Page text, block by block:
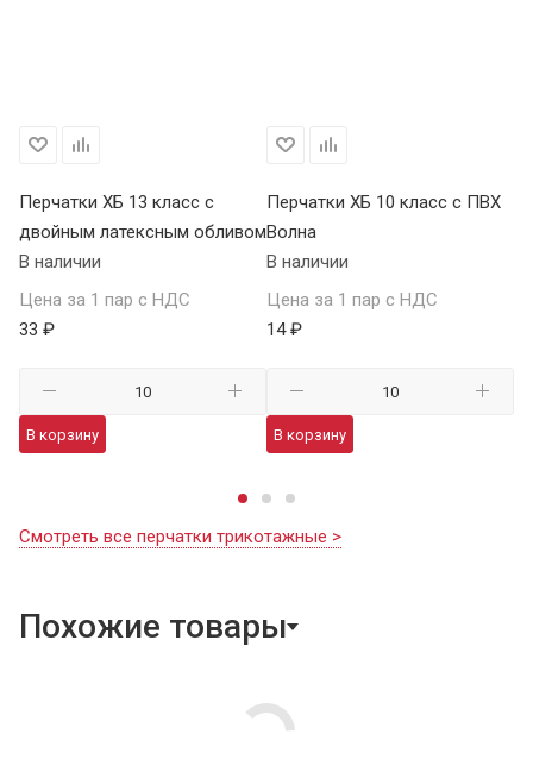
Перчатки ХБ 13 класс с
двойным латексным обливом
В наличии
Цена за 1 пар с НДС
33 ₽
В корзину
Перчатки ХБ 10 класс с ПВХ
Волна
В наличии
Цена за 1 пар с НДС
14 ₽
В корзину
Смотреть все перчатки трикотажные >
Похожие товары